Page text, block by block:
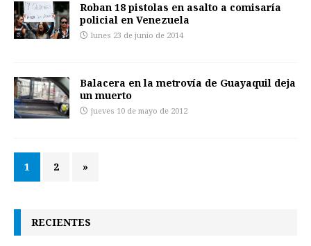
Roban 18 pistolas en asalto a comisaría
policial en Venezuela
lunes 23 de junio de 2014
Balacera en la metrovía de Guayaquil deja
un muerto
jueves 10 de mayo de 2012
1 2 »
RECIENTES